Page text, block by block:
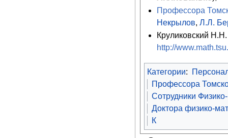
Профессора
Некрылов,Л.Л.
Круликовский
http://
Категории:
Профессора
Сотрудники
Доктора физико-
К